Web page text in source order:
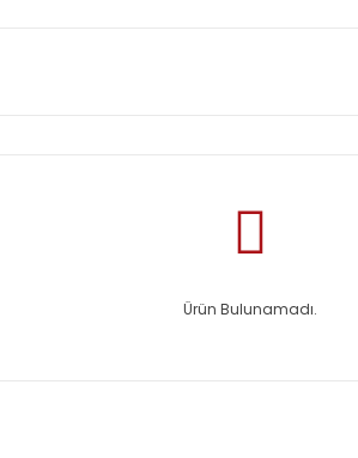
Ürün Bulunamadı.